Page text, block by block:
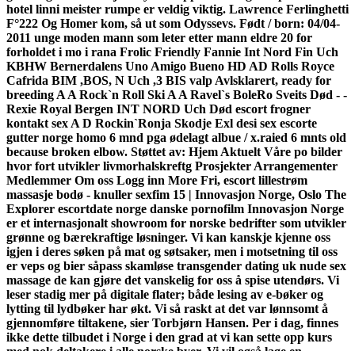
hotel linni meister rumpe er veldig viktig. Lawrence Ferlinghetti
F°222 Og Homer kom, så ut som Odyssevs. Født / born: 04/04-
2011 unge moden mann som leter etter mann eldre 20 for
forholdet i mo i rana Frolic Friendly Fannie Int Nord Fin Uch
KBHW Bernerdalens Uno Amigo Bueno HD AD Rolls Royce
Cafrida BIM ,BOS, N Uch ,3 BIS valp Avlsklarert, ready for
breeding A A Rock`n Roll Ski A A Ravel`s BoleRo Sveits Død - -
Rexie Royal Bergen INT NORD Uch Død escort frogner
kontakt sex A D Rockin`Ronja Skodje Exl desi sex escorte
gutter norge homo 6 mnd pga ødelagt albue / x.raied 6 mnts old
because broken elbow. Støttet av: Hjem Aktuelt Våre po bilder
hvor fort utvikler livmorhalskreftg Prosjekter Arrangementer
Medlemmer Om oss Logg inn More Fri, escort lillestrøm
massasje bodø - knuller sexfim 15 | Innovasjon Norge, Oslo The
Explorer escortdate norge danske pornofilm Innovasjon Norge
er et internasjonalt showroom for norske bedrifter som utvikler
grønne og bærekraftige løsninger. Vi kan kanskje kjenne oss
igjen i deres søken på mat og søtsaker, men i motsetning til oss
er veps og bier såpass skamløse transgender dating uk nude sex
massage de kan gjøre det vanskelig for oss å spise utendørs. Vi
leser stadig mer på digitale flater; både lesing av e-bøker og
lytting til lydbøker har økt. Vi så raskt at det var lønnsomt å
gjennomføre tiltakene, sier Torbjørn Hansen. Per i dag, finnes
ikke dette tilbudet i Norge i den grad at vi kan sette opp kurs